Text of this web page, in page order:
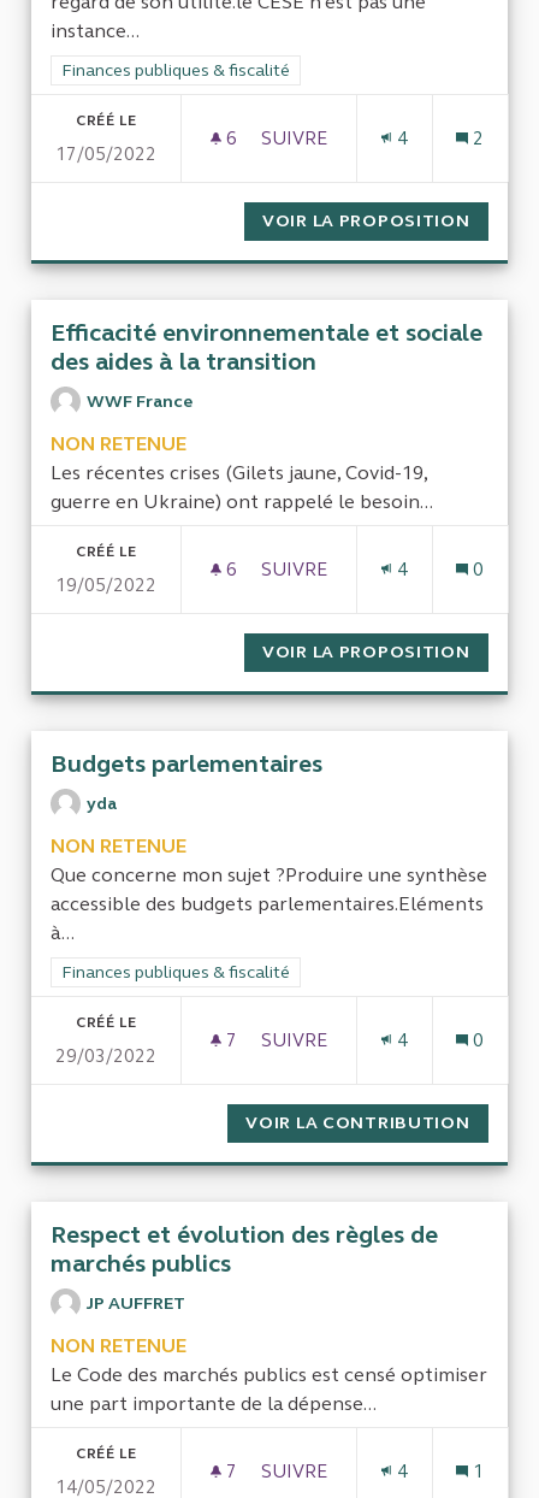
instance...
Filtrer les résultats de la catégorie : Finances publiques &
Finances publiques & fiscalité
CRÉÉ LE
17/05/2022
6 6 ABONNÉS
SUIVRE
4 2
VOIR LA PROPOSITION
Efficacité environnementale et sociale
des aides à la transition
WWF France
NON RETENUE
Les récentes crises (Gilets jaune, Covid-19,
guerre en Ukraine) ont rappelé le besoin...
CRÉÉ LE
19/05/2022
6 6 ABONNÉS
SUIVRE
4 0
VOIR LA PROPOSITION
Budgets parlementaires
yda
NON RETENUE
Que concerne mon sujet ?Produire une synthèse
accessible des budgets parlementaires.Eléments
à...
Filtrer les résultats de la catégorie : Finances publiques &
Finances publiques & fiscalité
CRÉÉ LE
29/03/2022
7 7 ABONNÉS
SUIVRE
4 0
VOIR LA CONTRIBUTION
Respect et évolution des règles de
marchés publics
JP AUFFRET
NON RETENUE
Le Code des marchés publics est censé optimiser
une part importante de la dépense...
CRÉÉ LE
14/05/2022
7 7 ABONNÉS
SUIVRE
4 1